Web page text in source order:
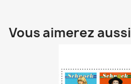
Vous aimerez aussi